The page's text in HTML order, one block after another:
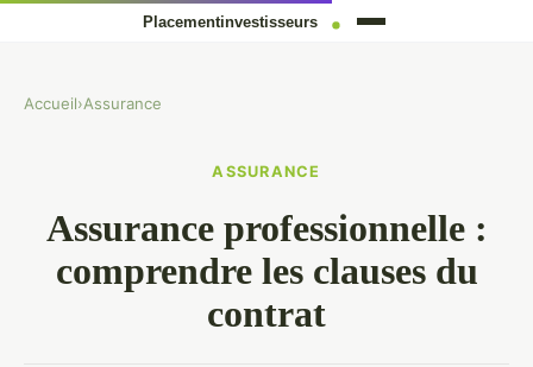
Accueil›Assurance
ASSURANCE
Assurance professionnelle :
comprendre les clauses du
contrat